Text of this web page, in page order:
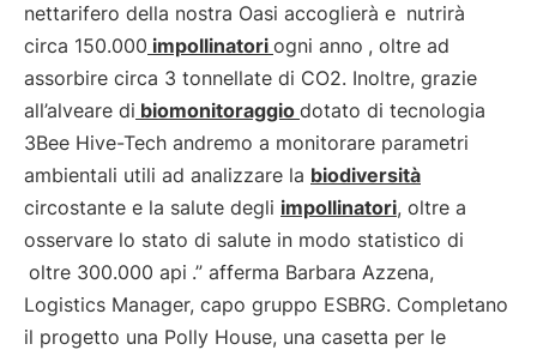
nettarifero della nostra Oasi accoglierà e nutrirà
circa 150.000 impollinatori ogni anno , oltre ad
assorbire circa 3 tonnellate di CO2. Inoltre, grazie
all’alveare di biomonitoraggio dotato di tecnologia
3Bee Hive-Tech andremo a monitorare parametri
ambientali utili ad analizzare la biodiversità
circostante e la salute degli impollinatori, oltre a
osservare lo stato di salute in modo statistico di
oltre 300.000 api .” afferma Barbara Azzena,
Logistics Manager, capo gruppo ESBRG. Completano
il progetto una Polly House, una casetta per le